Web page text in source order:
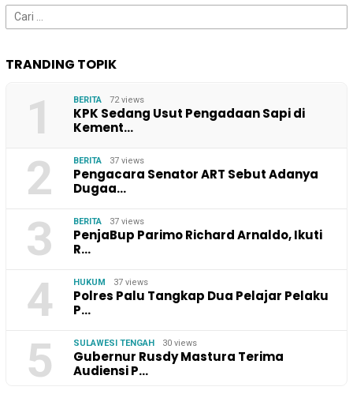
Cari
untuk:
TRANDING TOPIK
1 BERITA 72 views
KPK Sedang Usut Pengadaan Sapi di
Kement…
2 BERITA 37 views
Pengacara Senator ART Sebut Adanya
Dugaa…
3 BERITA 37 views
PenjaBup Parimo Richard Arnaldo, Ikuti
R…
4 HUKUM 37 views
Polres Palu Tangkap Dua Pelajar Pelaku
P…
5 SULAWESI TENGAH 30 views
Gubernur Rusdy Mastura Terima
Audiensi P…